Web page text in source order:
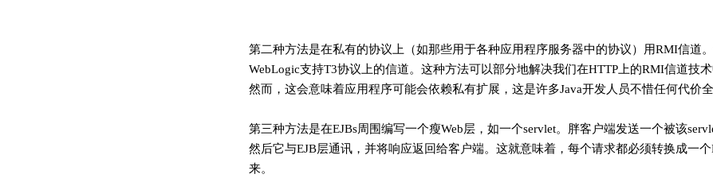
第二种方法是在私有的协议上（如那些用于各种应用程序服务器中的协议）用RMI信道
WebLogic支持T3协议上的信道。这种方法可以部分地解决我们在HTTP上的RMI信道技术
然而，这会意味着应用程序可能会依赖私有扩展，这是许多Java开发人员不惜任何代价全
第三种方法是在EJBs周围编写一个瘦Web层，如一个servlet。胖客户端发送一个被该
然后它与EJB层通讯，并将响应返回给客户端。这就意味着，每个请求都必须转换成一个
来。